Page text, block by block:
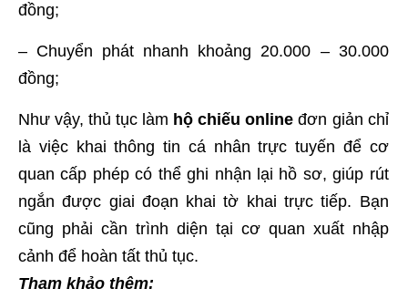
đồng;
– Chuyển phát nhanh khoảng 20.000 – 30.000
đồng;
Như vậy, thủ tục làm hộ chiếu online đơn giản chỉ
là việc khai thông tin cá nhân trực tuyến để cơ
quan cấp phép có thể ghi nhận lại hồ sơ, giúp rút
ngắn được giai đoạn khai tờ khai trực tiếp. Bạn
cũng phải cần trình diện tại cơ quan xuất nhập
cảnh để hoàn tất thủ tục.
Tham khảo thêm: